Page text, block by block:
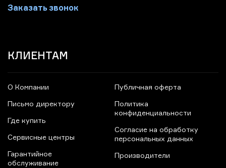
Заказать звонок
КЛИЕНТАМ
О Компании
Письмо директору
Где купить
Сервисные центры
Гарантийное
обслуживание
Публичная оферта
Политика
конфиденциальности
Согласие на обработку
персональных данных
Производители